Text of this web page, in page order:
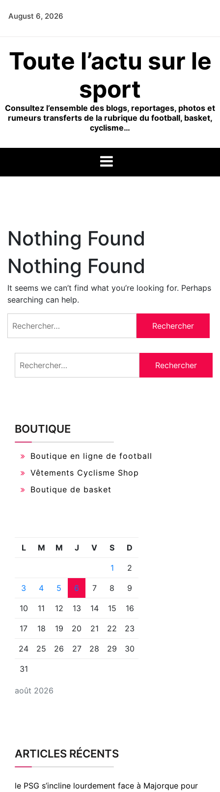
August 6, 2026
Toute l’actu sur le
sport
Consultez l’ensemble des blogs, reportages, photos et
rumeurs transferts de la rubrique du football, basket,
cyclisme…
Nothing Found
Nothing Found
It seems we can’t find what you’re looking for. Perhaps
searching can help.
BOUTIQUE
Boutique en ligne de football
Vêtements Cyclisme Shop
Boutique de basket
août 2026
L M M J V S D
1 2
3 4 5 6 7 8 9
10 11 12 13 14 15 16
17 18 19 20 21 22 23
24 25 26 27 28 29 30
31
ARTICLES RÉCENTS
le PSG s’incline lourdement face à Majorque pour